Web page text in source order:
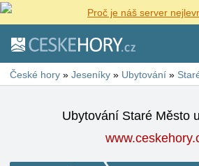
Proč je náš server
České hory » Jeseníky » Ubytování »
Ubytování Staré Město